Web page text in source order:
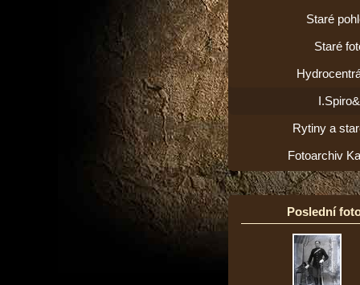
Staré
Staré
Rytiny a
Fotoarchiv
Poslední